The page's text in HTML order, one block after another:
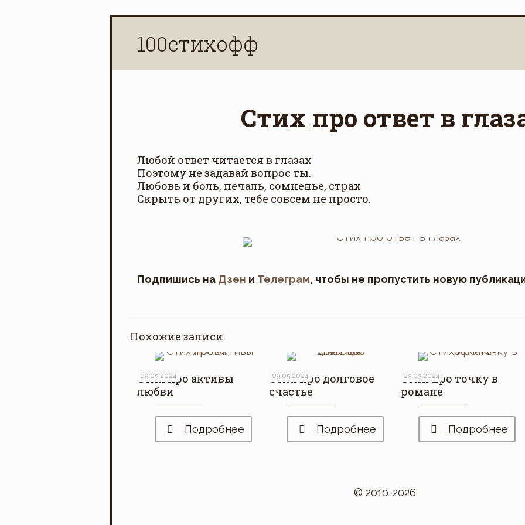
100стихофф
Стих про ответ в
Любой ответ читается в глазах
Поэтому не задавай вопрос ты.
Любовь и боль, печаль, сомненье, страх
Скрыть от других, тебе совсем не просто.
Подпишись на Дзен и Телеграм, чтобы не пропустить новую
Похожие записи
09.05.2024
Стих про активы
любви
Подробнее
09.05.2024
Стих про долговое
счастье
Подробнее
23.03.2024
Стих про точку в
романе
Подробнее
© 2010-2026